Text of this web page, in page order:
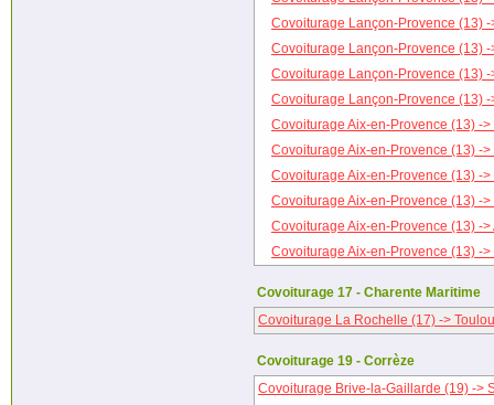
Covoiturage Lançon-Provence (13) -
Covoiturage Lançon-Provence (13)
Covoiturage Lançon-Provence (13) -
Covoiturage Lançon-Provence (13)
Covoiturage Aix-en-Provence (13) -
Covoiturage Aix-en-Provence (13) -
Covoiturage Aix-en-Provence (13) -
Covoiturage Aix-en-Provence (13) -
Covoiturage Aix-en-Provence (13) ->
Covoiturage Aix-en-Provence (13) -
Covoiturage 17 - Charente Maritime
Covoiturage La Rochelle (17) ->
Covoiturage 19 - Corrèze
Covoiturage Brive-la-Gaillarde (19) ->